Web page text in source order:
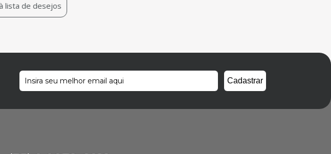
lista de desejos